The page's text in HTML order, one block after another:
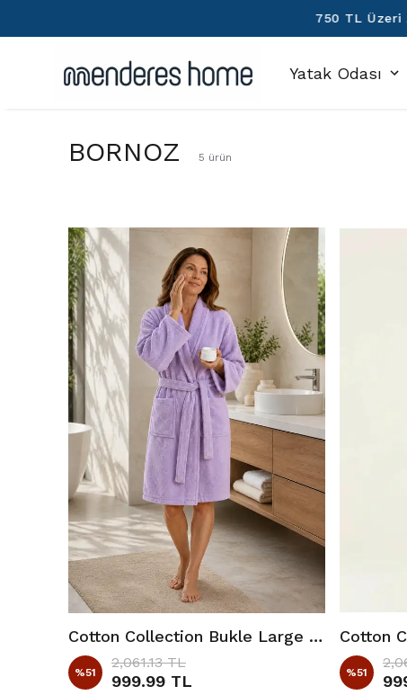
Yatak Odası
BORNOZ 5 ürün
Cotton Collection Bukle Large Bornoz Düz Lila
%51
2,061.13 TL
999.99 TL %51